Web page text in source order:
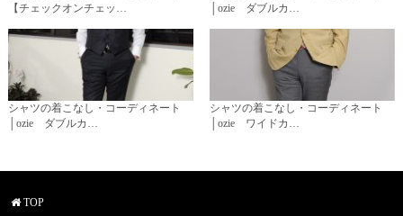
【チェックオンチェッ…
│ozie ダブルカ…
シャツの着こなし・コーディネート
│ozie ダブルカ…
シャツの着こなし・コーディネート
│ozie ワイドカ…
TOP